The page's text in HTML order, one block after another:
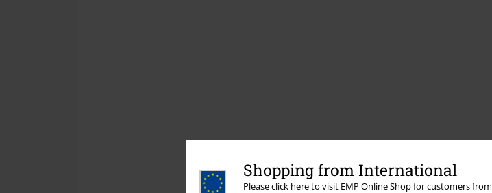
Shopping from International
Please click here to visit EMP Online Shop for customers from